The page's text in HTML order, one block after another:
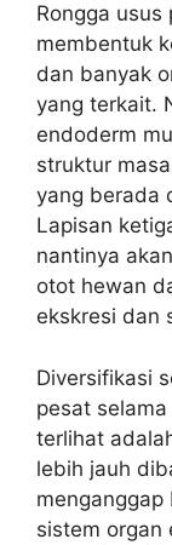
Rongga
membentuk
dan banyak
yang terkait.
endoderm
struktur
yang berada
Lapisan
nantinya
otot hewan
ekskresi dan
Diversifikasi
pesat
terlihat
lebih jauh
sistem organ